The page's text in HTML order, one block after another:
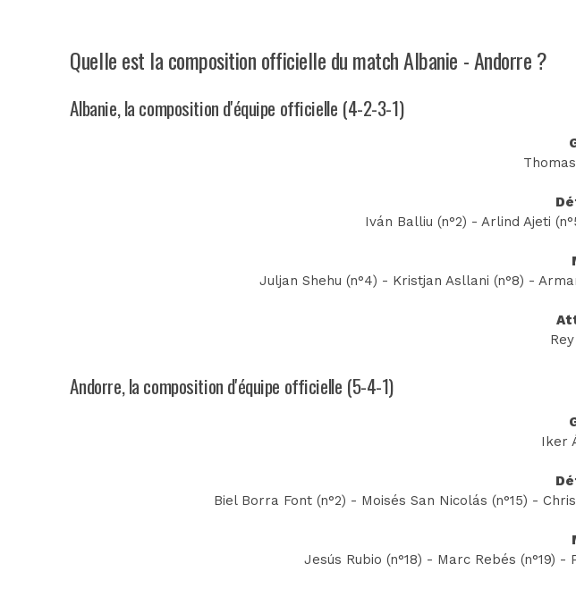
Quelle est la composition officielle du match Albanie - Andorre ?
Albanie, la composition d'équipe officielle (4-2-3-1)
Iván Balliu (n°2) - Arlind Ajeti
Juljan Shehu (n°4) - Kristjan Asllani (n°8) -
Andorre, la composition d'équipe officielle (5-4-1)
Iker
Biel Borra Font (n°2) - Moisés San Nicolás (n°15) -
Jesús Rubio (n°18) - Marc Rebés (n°19)